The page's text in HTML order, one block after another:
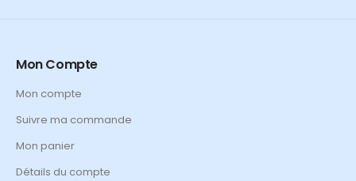
Mon Compte
Mon compte
Suivre ma commande
Mon panier
Détails du compte